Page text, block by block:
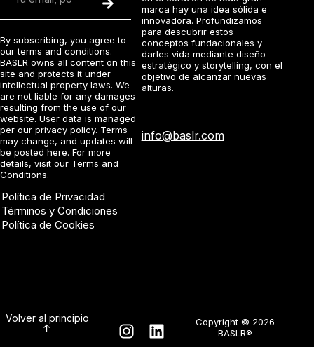
marca hay una idea sólida e
innovadora. Profundizamos
para descubrir estos
conceptos fundacionales y
darles vida mediante diseño
estratégico y storytelling, con el
objetivo de alcanzar nuevas
alturas.
info@baslr.com
By subscribing, you agree to
ourterms and conditions.
BASLR owns all content on this
site and protects it under
intellectual property laws. We
are not liable for any damages
resulting from the use of our
website. User data is managed
per our privacy policy. Terms
may change, and updates will
be posted here. For more
details, visit our Terms and
Conditions.
Política de Privacidad
Términos y Condiciones
Política de Cookies
Volver al principio
↑
Copyright © 2026
BASLR®